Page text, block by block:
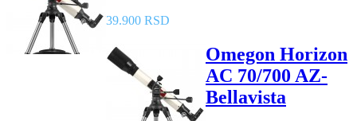
39.900 RSD
Omegon Horizon
AC 70/700 AZ-
Bellavista